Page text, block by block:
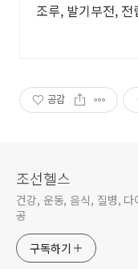
조루, 발기부전,
공감
조선헬스
건강, 운동, 음식, 질병,
공
구독하기